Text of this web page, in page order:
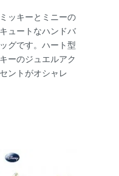
ミッキーとミニーの
キュートなハンドバ
ッグです。ハート型
キーのジュエルアク
セントがオシャレ